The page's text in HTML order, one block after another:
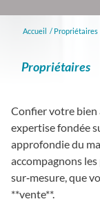
Accueil Propriétaires
propriétaires
Confier votre bien
expertise fondée
approfondie du
accompagnons
sur‑mesure, que
**vente**.